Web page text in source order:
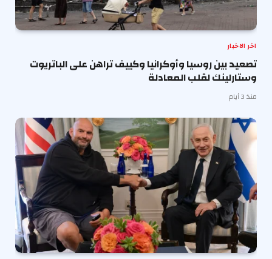
اخر الاخبار
تصعيد بين روسيا وأوكرانيا وكييف تراهن على الباتريوت
وستارلينك لقلب المعادلة
منذ 3 أيام